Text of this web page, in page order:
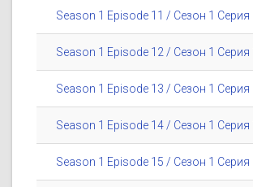
Season 1 Episode 11 / Сезон 1 Серия
Season 1 Episode 12 / Сезон 1 Серия
Season 1 Episode 13 / Сезон 1 Серия
Season 1 Episode 14 / Сезон 1 Серия
Season 1 Episode 15 / Сезон 1 Серия